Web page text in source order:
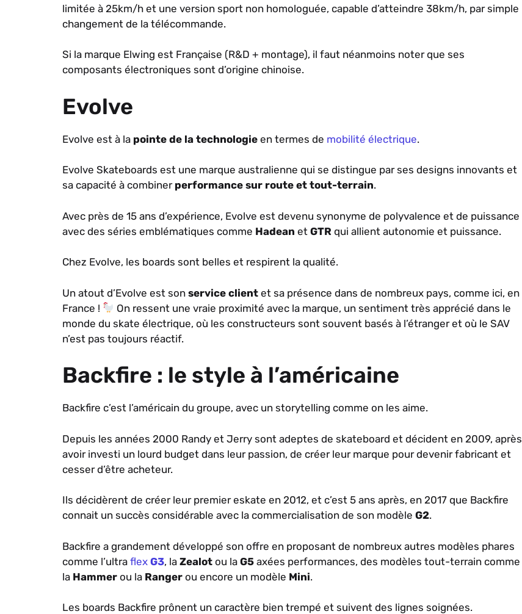
limitée à 25km/h et une version sport non homologuée, capable d’atteindre 38km/h, par simple
changement de la télécommande.
Si la marque Elwing est Française (R&D + montage), il faut néanmoins noter que ses
composants électroniques sont d’origine chinoise.
Evolve
Evolve est à la pointe de la technologie en termes de mobilité électrique.
Evolve Skateboards est une marque australienne qui se distingue par ses designs innovants et
sa capacité à combiner performance sur route et tout-terrain.
Avec près de 15 ans d’expérience, Evolve est devenu synonyme de polyvalence et de puissance
avec des séries emblématiques comme Hadean et GTR qui allient autonomie et puissance.
Chez Evolve, les boards sont belles et respirent la qualité.
Un atout d’Evolve est son service client et sa présence dans de nombreux pays, comme ici, en
France !
On ressent une vraie proximité avec la marque, un sentiment très apprécié dans le
monde du skate électrique, où les constructeurs sont souvent basés à l’étranger et où le SAV
n’est pas toujours réactif.
Backfire : le style à l’américaine
Backfire c’est l’américain du groupe, avec un storytelling comme on les aime.
Depuis les années 2000 Randy et Jerry sont adeptes de skateboard et décident en 2009, après
avoir investi un lourd budget dans leur passion, de créer leur marque pour devenir fabricant et
cesser d’être acheteur.
Ils décidèrent de créer leur premier eskate en 2012, et c’est 5 ans après, en 2017 que Backfire
connait un succès considérable avec la commercialisation de son modèle G2.
Backfire a grandement développé son offre en proposant de nombreux autres modèles phares
comme l’ultra flex G3, la Zealot ou la G5 axées performances, des modèles tout-terrain comme
la Hammer ou la Ranger ou encore un modèle Mini.
Les boards Backfire prônent un caractère bien trempé et suivent des lignes soignées.